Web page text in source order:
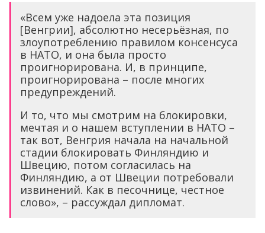
«Всем уже надоела эта позиция
[Венгрии], абсолютно несерьёзная, по
злоупотреблению правилом консенсуса
в НАТО, и она была просто
проигнорирована. И, в принципе,
проигнорирована – после многих
предупреждений.
И то, что мы смотрим на блокировки,
мечтая и о нашем вступлении в НАТО –
так вот, Венгрия начала на начальной
стадии блокировать Финляндию и
Швецию, потом согласилась на
Финляндию, а от Швеции потребовали
извинений. Как в песочнице, честное
слово», – рассуждал дипломат.